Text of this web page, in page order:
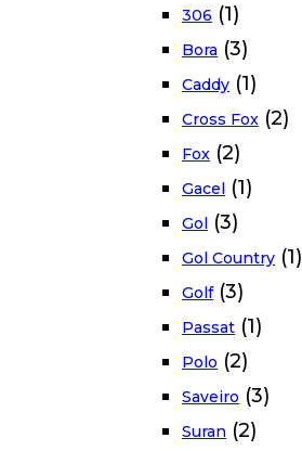
306 (1)
Bora (3)
Caddy (1)
Cross Fox (2)
Fox (2)
Gacel (1)
Gol (3)
Gol Country (1)
Golf (3)
Passat (1)
Polo (2)
Saveiro (3)
Suran (2)